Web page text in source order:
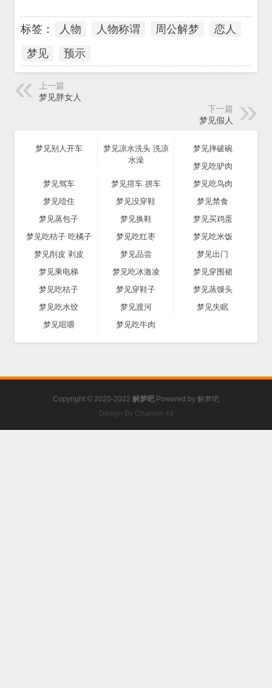
标签： 人物 人物称谓 周公解梦
恋人
梦见
预示
上一篇
梦见胖女人
下一篇
梦见假人
梦见别人开车
梦见凉水洗头 洗凉
水澡
梦见摔破碗
梦见吃驴肉
梦见驾车
梦见撘车 拼车
梦见吃鸟肉
梦见噎住
梦见没穿鞋
梦见禁食
梦见蒸包子
梦见换鞋
梦见买鸡蛋
梦见吃桔子 吃橘子
梦见吃红枣
梦见吃米饭
梦见削皮 剥皮
梦见品尝
梦见出门
梦见乘电梯
梦见吃冰激凌
梦见穿围裙
梦见吃桔子
梦见穿鞋子
梦见蒸馒头
梦见吃水饺
梦见渡河
梦见失眠
梦见咀嚼
梦见吃牛肉
Copyright © 2020-2022 解梦吧 Powered by 解梦吧
Design By Channel 44